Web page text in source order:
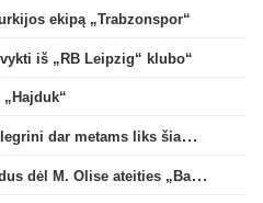
ekipą „Trabzonspor“
iš „RB Leipzig“ klubo“
Ilgametis Roma“ saugas L. Pellegrini dar metams liks šiame klube
V. Kompany pasisakė apie gandus dėl M. Olise ateities „Bayern“ gretose